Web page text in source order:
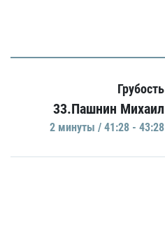
Грубость
33.Пашнин Михаил
2 минуты / 41:28 - 43:28